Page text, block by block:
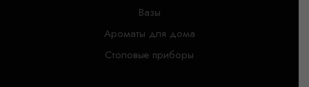
Вазы
Ароматы для дома
Столовые приборы